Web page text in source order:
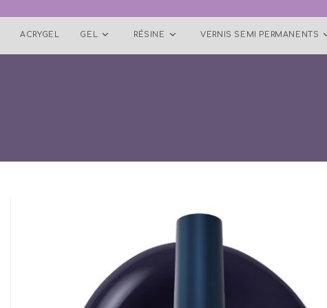
ACRYGEL GEL RÉSINE VERNIS SEMI PERMANENTS